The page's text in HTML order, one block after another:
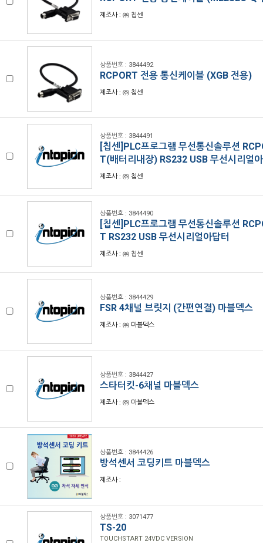
제조사 : ㈜ 칩센
상품번호 : 3844492
RCPORT 전용 통신케이블 (XGB 전용)
제조사 : ㈜ 칩센
상품번호 : 3844491
[칩센]PLC프로그램 무선통신솔루션
T(배터리내장) RS232 USB 무선시리얼
제조사 : ㈜ 칩센
상품번호 : 3844490
[칩센]PLC프로그램 무선통신솔루션
T RS232 USB 무선시리얼아답터
제조사 : ㈜ 칩센
상품번호 : 3844429
FSR 4채널 브릿지 (간편연결) 마블덱스
제조사 : ㈜ 마블덱스
상품번호 : 3844427
스타터킷-6채널 마블덱스
제조사 : ㈜ 마블덱스
상품번호 : 3844426
방석센서 코딩키트 마블덱스
제조사 :
상품번호 : 3071477
TS-20
TOUCHSTART 24VDC VERSION